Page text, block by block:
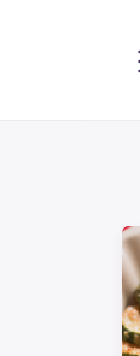
Todas as
Pratos